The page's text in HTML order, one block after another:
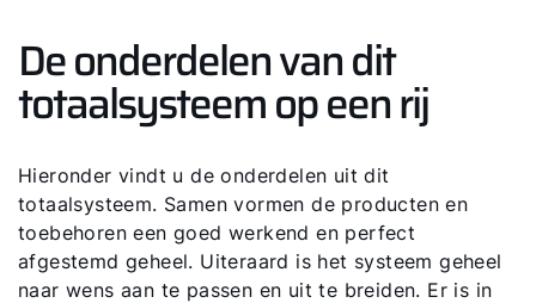
De onderdelen van dit
totaalsysteem op een rij
Hieronder vindt u de onderdelen uit dit
totaalsysteem. Samen vormen de producten en
toebehoren een goed werkend en perfect
afgestemd geheel. Uiteraard is het systeem geheel
naar wens aan te passen en uit te breiden. Er is in